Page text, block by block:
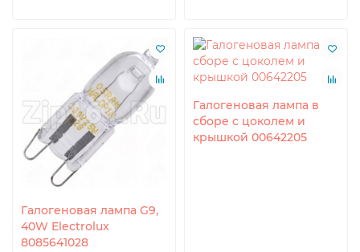
Галогеновая лампа G9,
40W Electrolux
8085641028
Галогеновая лампа в
сборе с цоколем и
крышкой 00642205